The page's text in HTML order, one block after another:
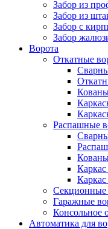
Забор из
Забор из
Забор с
Забор
Ворота
Откатные
Распашные
Секционные
Гаражные
Консольное
Автоматика для